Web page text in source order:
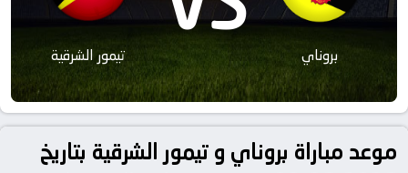
بروناي تيمور الشرقية
موعد مباراة بروناي و تيمور الشرقية بتاريخ